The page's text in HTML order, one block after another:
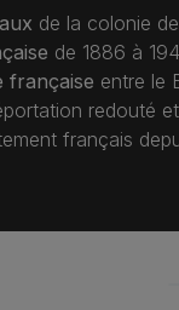
de la colonie
de 1886 à
française entre le
redouté
français